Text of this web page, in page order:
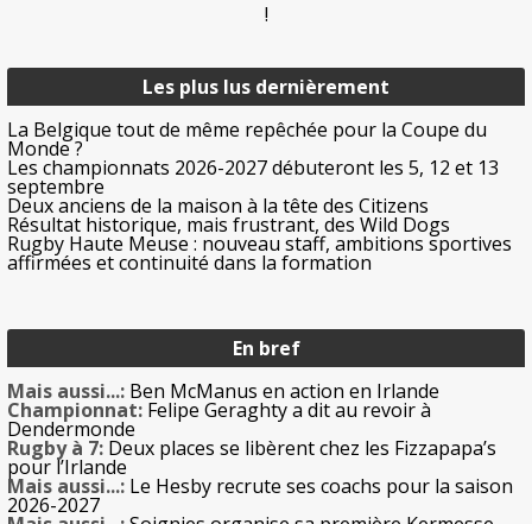
Les plus lus dernièrement
La Belgique tout de même repêchée pour la Coupe du
Monde ?
Les championnats 2026-2027 débuteront les 5, 12 et 13
septembre
Deux anciens de la maison à la tête des Citizens
Résultat historique, mais frustrant, des Wild Dogs
Rugby Haute Meuse : nouveau staff, ambitions sportives
affirmées et continuité dans la formation
!
En bref
Mais aussi...: Ben McManus en action en Irlande
Championnat: Felipe Geraghty a dit au revoir à
Dendermonde
Rugby à 7: Deux places se libèrent chez les Fizzapapa’s
pour l’Irlande
Mais aussi...: Le Hesby recrute ses coachs pour la saison
2026-2027